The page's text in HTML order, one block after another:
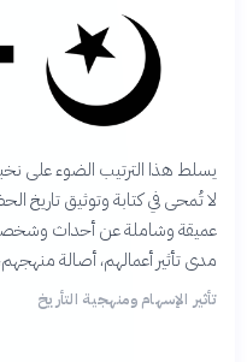
يسلط هذا الترتيب الضوء على
لا تُمحى في كتابة وتوثيق تاريخ
عميقة وشاملة عن أحداث
مدى تأثير أعمالهم، أصالة
تأثير الإسهام ومنهجية التأريخ